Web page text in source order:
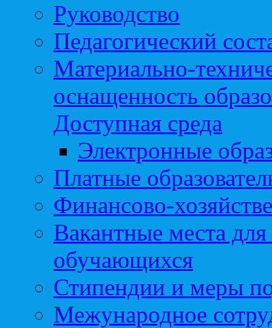
Руководство
Педагогический
Материально-
оснащенность
Доступная среда
Электронные
Платные
Финансово-
Вакантные места
обучающихся
Стипендии и меры
Межународное